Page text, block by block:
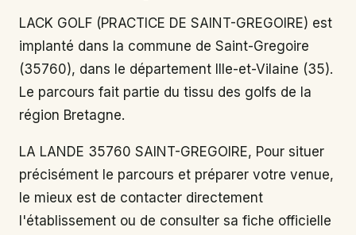
LACK GOLF (PRACTICE DE SAINT-GREGOIRE) est
implanté dans la commune de Saint-Gregoire
(35760), dans le département Ille-et-Vilaine (35).
Le parcours fait partie du tissu des golfs de la
région Bretagne.
LA LANDE 35760 SAINT-GREGOIRE, Pour situer
précisément le parcours et préparer votre venue,
le mieux est de contacter directement
l'établissement ou de consulter sa fiche officielle